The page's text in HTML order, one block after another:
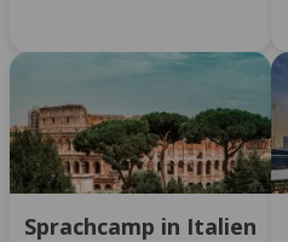
Sprachcamp in Italien